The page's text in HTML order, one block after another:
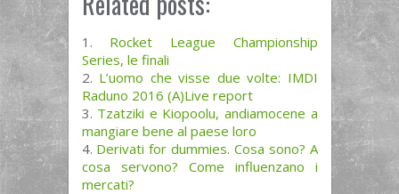
Rocket League Championship
Series, le finali
L’uomo che visse due volte: IMDI
Raduno 2016 (A)Live report
Tzatziki e Kiopoolu, andiamocene a
mangiare bene al paese loro
Derivati for dummies. Cosa sono? A
cosa servono? Come influenzano i
mercati?